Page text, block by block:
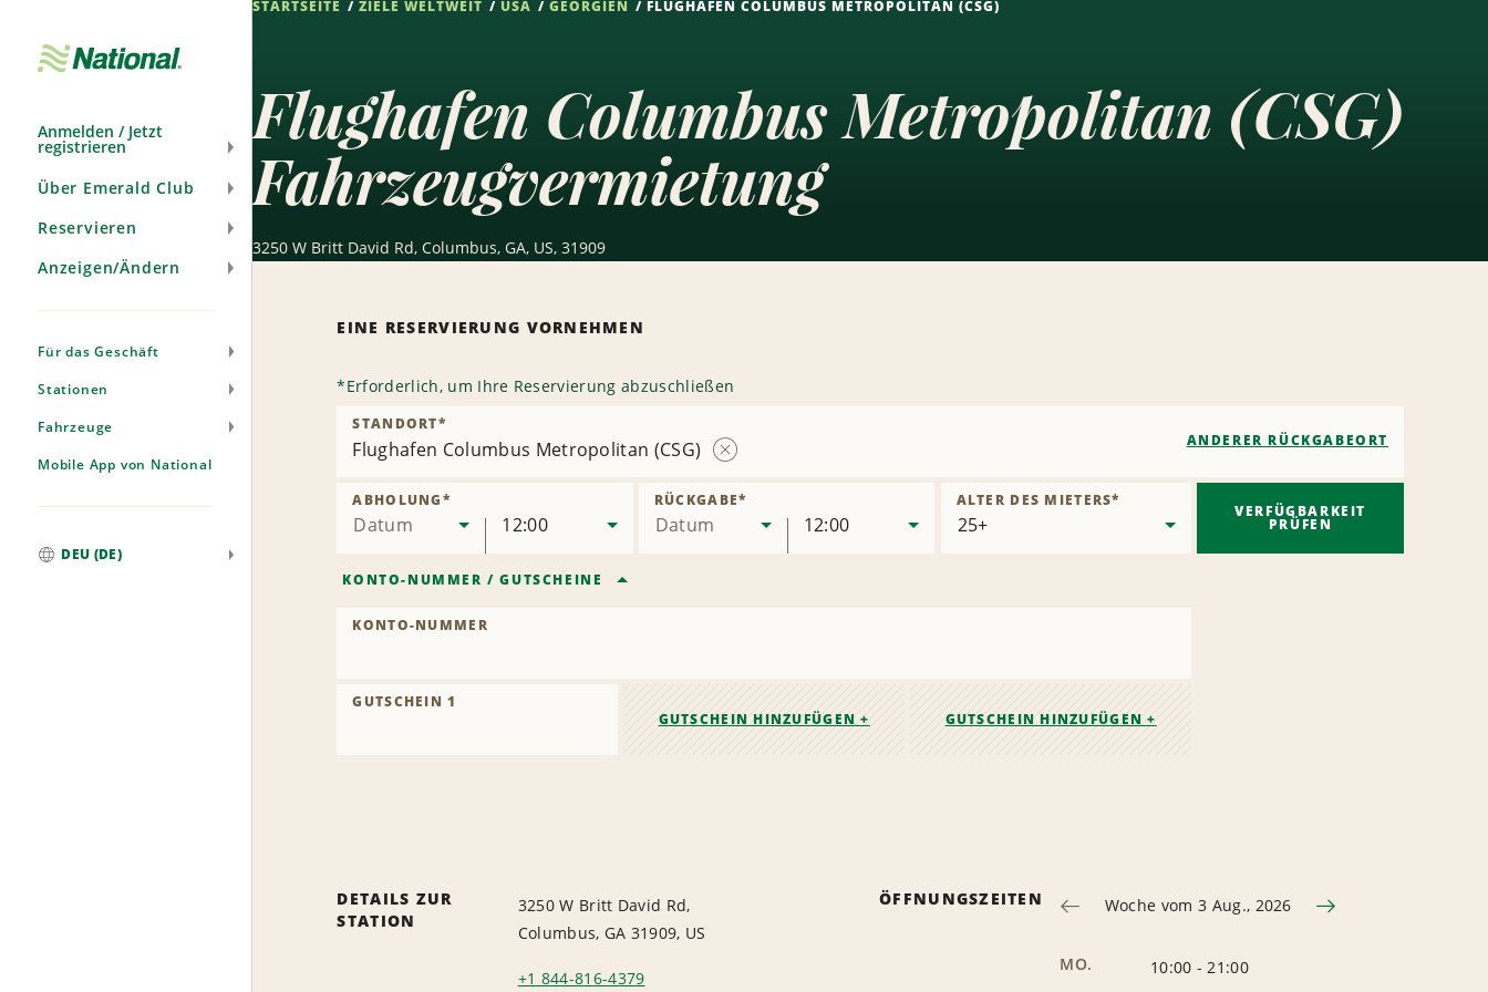
Anmelden / Jetzt
registrieren
Über Emerald Club
Reservieren
Anzeigen/Ändern
Für das Geschäft
Stationen
Fahrzeuge
Mobile App von National
DEU (DE)
STARTSEITE ZIELE WELTWEIT USA GEORGIEN FLUGHAFEN COLUMBUS METROPOLITAN (CSG)
Flughafen Columbus Metropolitan (CSG)
Fahrzeugvermietung
3250 W Britt David Rd, Columbus, GA, US, 31909
EINE RESERVIERUNG VORNEHMEN
*Erforderlich, um Ihre Reservierung abzuschließen
Flughafen Columbus Metropolitan (CSG)
entfernen
STANDORT*
ANDERER RÜCKGABEORT
Datum
ABHOLUNG*
12:00 Datum
RÜCKGABE*
12:00
ALTER DES MIETERS*
KONTO-NUMMER /GUTSCHEINE
KONTO-NUMMER
GUTSCHEIN 1
GUTSCHEIN HINZUFÜGEN +
GUTSCHEIN HINZUFÜGEN +
VERFÜGBARKEIT
PRÜFEN
DETAILS ZUR
STATION
3250 W Britt David Rd,
Columbus, GA 31909, US
+1 844-816-4379
ÖFFNUNGSZEITEN Woche vom 3 Aug., 2026
MO. 10:00 -21:00